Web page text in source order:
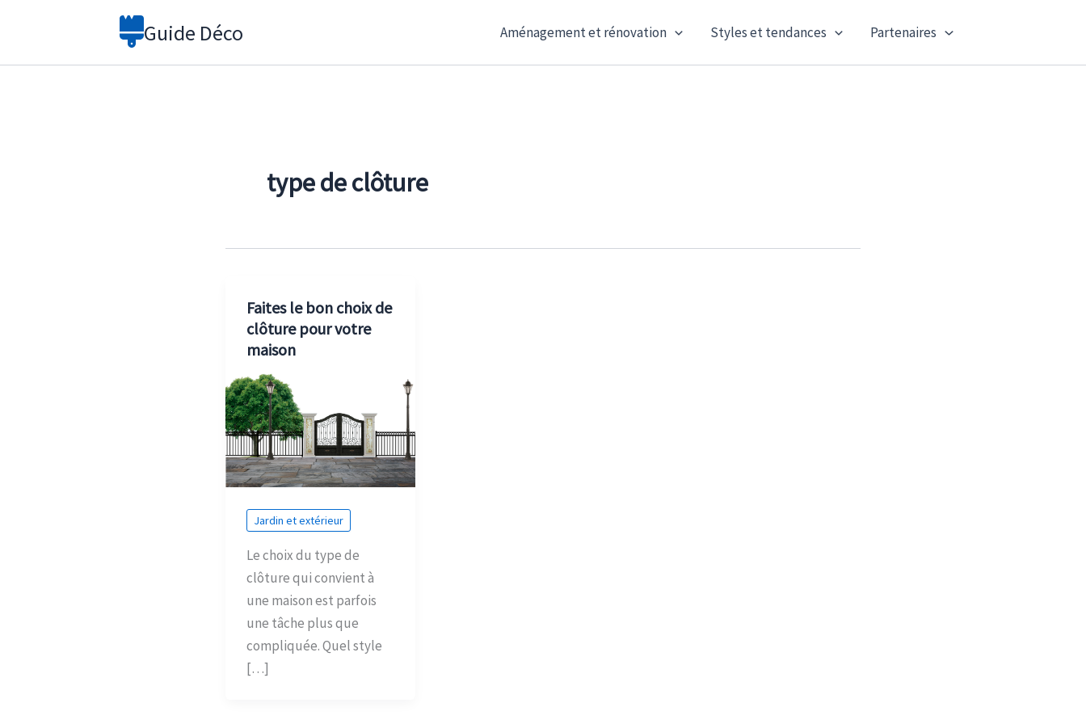
Guide Déco Aménagement et rénovation Styles et tendances Partenaires
type de clôture
Faites le bon choix de
clôture pour votre
maison
Jardin et extérieur
Le choix du type de
clôture qui convient à
une maison est parfois
une tâche plus que
compliquée. Quel style
[…]